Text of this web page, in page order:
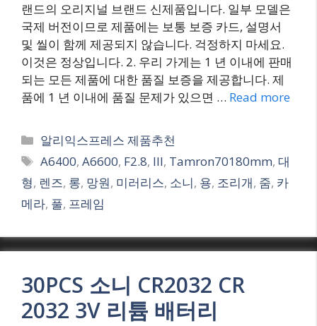
랜드의 오리지널 브랜드 신제품입니다. 일부 모델은
국제 버전이므로 제품에는 보통 보증 카드, 설명서
및 씰이 함께 제공되지 않습니다. 걱정하지 마세요.
이것은 정상입니다. 2. 우리 가게는 1 년 이내에 판매
되는 모든 제품에 대한 품질 보증을 제공합니다. 제
품에 1 년 이내에 품질 문제가 있으면 … Read more
Categories
알리익스프레스 제품추천
Tags
A6400,A6600, F2.8, III, Tamron70180mm,대
형, 렌즈, 롱, 망원, 미러리스, 소니, 용, 조리개, 줌, 카
메라, 풀, 프레임
30PCS 소니 CR2032 CR
2032 3V 리튬 배터리